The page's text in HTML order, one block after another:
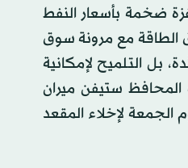
ضخمة بأسعار النفط
الطاقة مع مرونة سوق
بل التلميح لإمكانية
المحافظ ستيفن ميران
لإخلاء المقعد